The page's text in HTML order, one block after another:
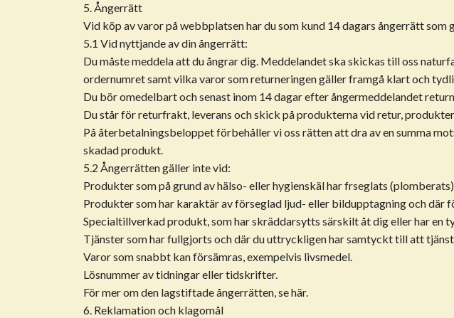
5. Ångerrätt
Vid köp av varor på webbplatsen har du som kund 14 dagars ångerrätt
5.1 Vid nyttjande av din ångerrätt:
Du måste meddela att du ångrar dig. Meddelandet ska skickas till oss
ordernumret samt vilka varor som returneringen gäller framgå klart och
Du bör omedelbart och senast inom 14 dagar efter ångermeddelandet
Du står för returfrakt, leverans och skick på produkterna vid retur,
På återbetalningsbeloppet förbehåller vi oss rätten att dra av en summa
skadad produkt.
5.2 Ångerrätten gäller inte vid:
Produkter som på grund av hälso- eller hygienskäl har frseglats
Produkter som har karaktär av förseglad ljud- eller bildupptagning och där
Specialtillverkad produkt, som har skräddarsytts särskilt åt dig eller har en
Tjänster som har fullgjorts och där du uttryckligen har samtyckt till att
Varor som snabbt kan försämras, exempelvis livsmedel.
Lösnummer av tidningar eller tidskrifter.
För mer om den lagstiftade ångerrätten, se här.
6. Reklamation och klagomål